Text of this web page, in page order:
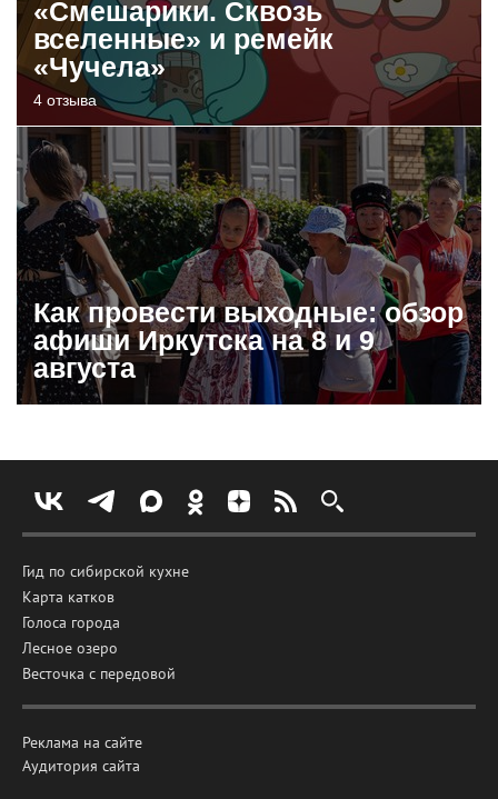
«Смешарики. Сквозь
вселенные» и ремейк
«Чучела»
4 отзыва
Как провести выходные: обзор
афиши Иркутска на 8 и 9
августа
Гид по сибирской кухне
Карта катков
Голоса города
Лесное озеро
Весточка с передовой
Реклама на сайте
Аудитория сайта